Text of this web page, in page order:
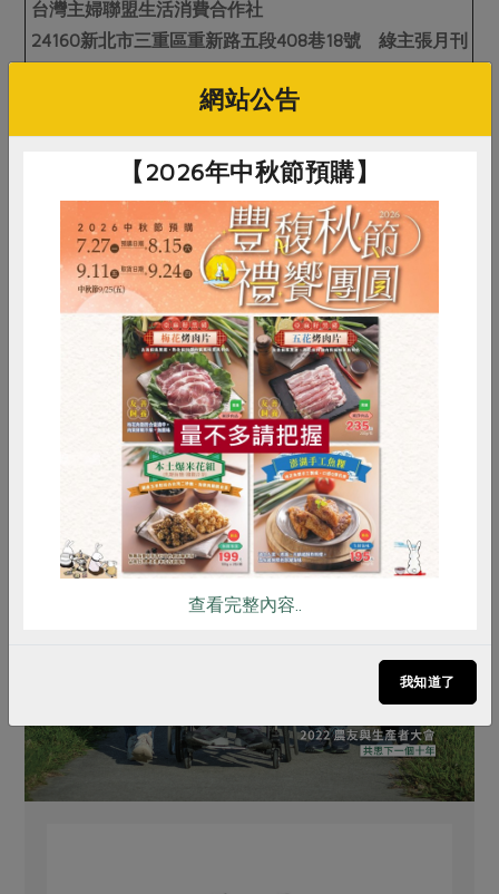
台灣主婦聯盟生活消費合作社
24160新北市三重區重新路五段408巷18號 綠主張月刊
或E-mail 至：editor@hucc-coop.tw
RPET 食譜 減硝酸鹽
雞蛋 食安 共同購買
網站公告
【2026年中秋節預購】
查看完整內容..
我知道了